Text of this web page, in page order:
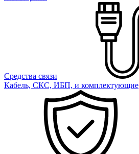
Средства связи
Кабель, СКС, ИБП, и комплектующие